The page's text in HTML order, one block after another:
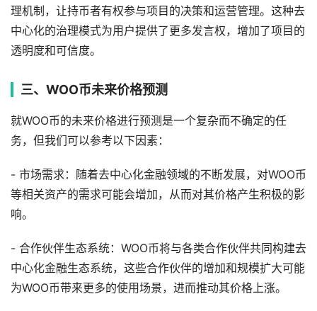
理机制，让持币者有权参与项目的决策和运营管理。这种去
中心化的治理模式为用户提供了更多发言权，增加了项目的
透明度和可信度。
三、WOO币未来价格预测
就WOO币的未来价格进行预测是一个复杂而不确定的任
务，但我们可以参考以下因素：
- 市场需求：随着去中心化金融领域的不断发展，对WOO币
等相关资产的需求可能会增加，从而对其价格产生积极的影
响。
- 合作伙伴生态系统：WOO币将与各类合作伙伴共同构建去
中心化金融生态系统，这些合作伙伴的增加和规模扩大可能
为WOO币带来更多的使用场景，进而推动其价格上涨。